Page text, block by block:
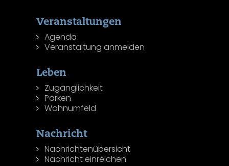
Veranstaltungen
Agenda
Veranstaltung anmelden
Leben
Zugänglichkeit
Parken
Wohnumfeld
Nachricht
Nachrichtenübersicht
Nachricht einreichen